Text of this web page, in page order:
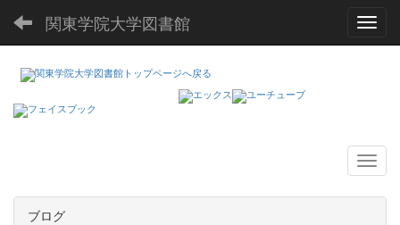
関東学院大学図書館
ブログ